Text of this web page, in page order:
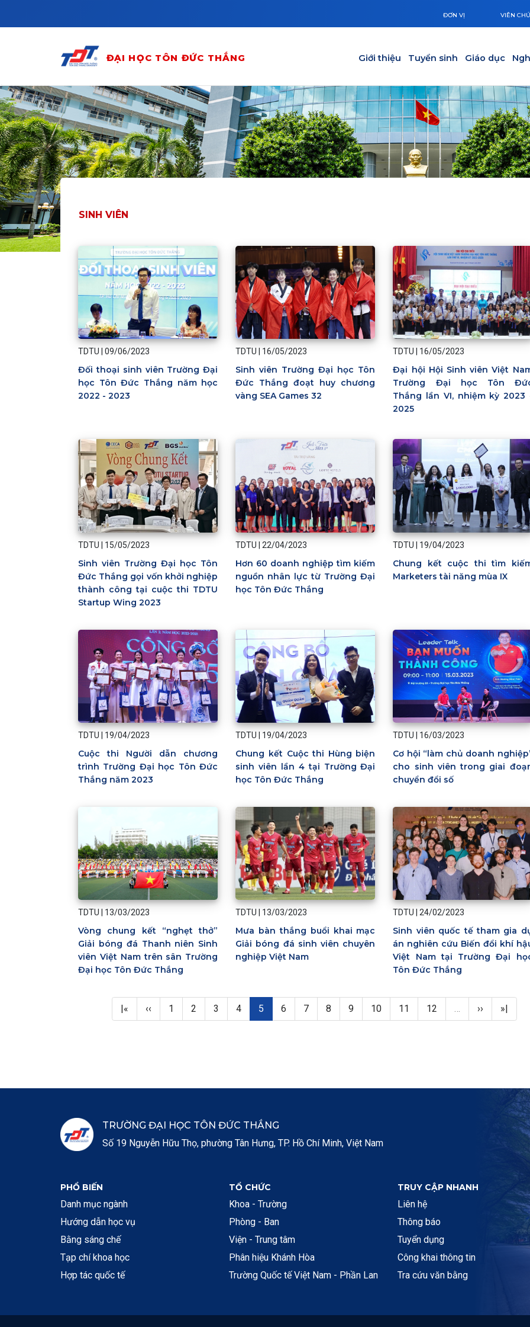
ĐƠN VỊ VIÊN
ĐẠI HỌC TÔN ĐỨC THẮNG Giới thiệu Tuyển sinh Giáo dục
SINH VIÊN
TDTU 09/06/2023
Đối thoại sinh viên Trường Đại
học Tôn Đức Thắng năm học
2022 - 2023
TDTU 16/05/2023
Sinh viên Trường Đại học Tôn
Đức Thắng đoạt huy chương
vàng SEA Games 32
TDTU 16/05/2023
Đại hội Hội Sinh viên Việt
Trường Đại học Tôn
Thắng lần VI, nhiệm kỳ 2023
2025
TDTU | 15/05/2023
Sinh viên Trường Đại học Tôn
Đức Thắng gọi vốn khởi nghiệp
thành công tại cuộc thi TDTU
Startup Wing 2023
TDTU |22/04/2023
Hơn 60 doanh nghiệp tìm kiếm
nguồn nhân lực từ Trường Đại
học Tôn Đức Thắng
TDTU | 19/04/2023
Chung kết cuộc thi tìm
Marketers tài năng mùa IX
TDTU 19/04/2023
Cuộc thi Người dẫn chương
trình Trường Đại học Tôn Đức
Thắng năm 2023
TDTU 19/04/2023
Chung kết Cuộc thi Hùng biện
sinh viên lần 4 tại Trường Đại
học Tôn Đức Thắng
TDTU 16/03/2023
Cơ hội “làm chủ doanh
cho sinh viên trong giai
chuyển đổi số
TDTU 13/03/2023
Vòng chung kết “nghẹt thở”
Giải bóng đá Thanh niên Sinh
viên Việt Nam trên sân Trường
Đại học Tôn Đức Thắng
TDTU 13/03/2023
Mưa bàn thắng buổi khai mạc
Giải bóng đá sinh viên chuyên
nghiệp Việt Nam
TDTU |24/02/2023
Sinh viên quốc tế tham gia
án nghiên cứu Biến đổi khí
Việt Nam tại Trường Đại
Tôn Đức Thắng
First page
|« Previous page
‹‹ Page
1 Page
2 Page
3 Page
4 Trang hiện thời
5 Page
6 Page
7 Page
8 Page
9 Page
10 Page
11 Page
12 … Next page
›› Last
»|
TRƯỜNG ĐẠI HỌC TÔN ĐỨC THẮNG
Số 19 Nguyễn Hữu Thọ, phường Tân Hưng, TP. Hồ Chí Minh, Việt Nam
PHỔ BIẾN
Danh mục ngành
Hướng dẫn học vụ
Bằng sáng chế
Tạp chí khoa học
Hợp tác quốc tế
TỔ CHỨC
Khoa - Trường
Phòng - Ban
Viện - Trung tâm
Phân hiệu Khánh Hòa
Trường Quốc tế Việt Nam - Phần Lan
TRUY CẬP NHANH
Liên hệ
Thông báo
Tuyển dụng
Công khai thông tin
Tra cứu văn bằng